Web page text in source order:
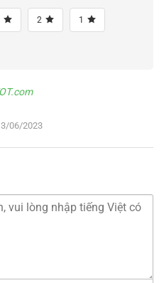
2 1
06/2023